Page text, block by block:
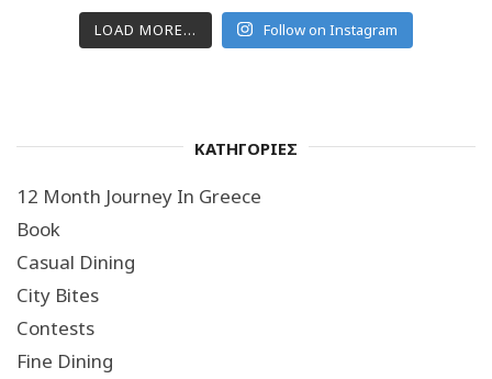
LOAD MORE... Follow on Instagram
ΚΑΤΗΓΟΡΙΕΣ
12 Month Journey In Greece
Book
Casual Dining
City Bites
Contests
Fine Dining